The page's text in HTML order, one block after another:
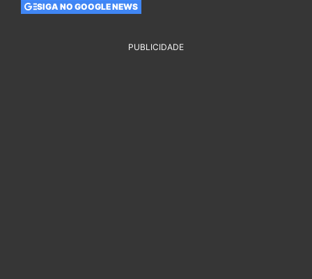
SIGA NO GOOGLE NEWS
PUBLICIDADE